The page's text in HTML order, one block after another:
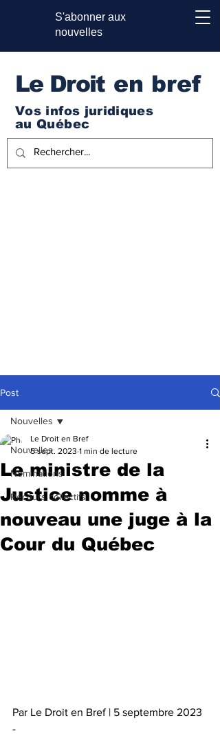
S'abonner aux
nouvelles
Le Droit en bref
Vos infos juridiques
au Québec
Post
Nouvelles
Nominations
Recours collectifs
Nouvelles
Le ministre de la
Justice nomme à
nouveau une juge à la
Cour du Québec
Le Droit en Bref
5 sept. 2023 1 min de lecture
Par Le Droit en Bref | 5 septembre 2023
-